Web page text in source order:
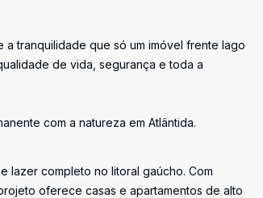
tranquilidade que só um imóvel frente lago
de vida, segurança e toda a
com a natureza em Atlântida.
lazer completo no litoral gaúcho. Com
oferece casas e apartamentos de alto